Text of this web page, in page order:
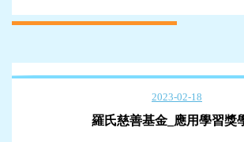
2023-02-18
羅氏慈善基金_應用學習獎